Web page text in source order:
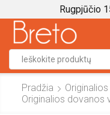
Rugpjūčio
Pradžia
Originalios dovanos